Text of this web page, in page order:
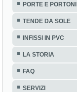
PORTE E PORTONI
TENDE DA SOLE
INFISSI IN PVC
LA STORIA
FAQ
SERVIZI